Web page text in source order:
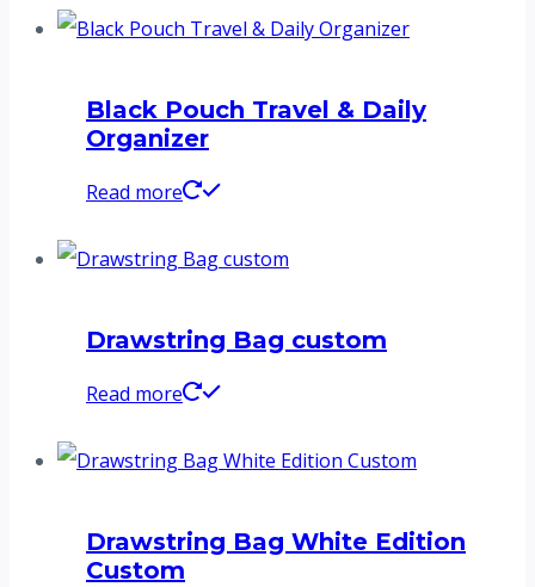
Black Pouch Travel & Daily
Organizer
Read more
Drawstring Bag custom
Read more
Drawstring Bag White Edition
Custom